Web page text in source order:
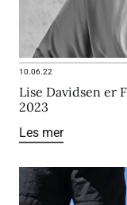
10.06.22
Lise Davidsen er
2023
Les mer